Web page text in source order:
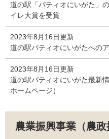
道の駅「パティオにいがた
イレ大賞を受賞
2023年8月16日更新
道の駅パティオにいがたへの
2023年8月16日更新
道の駅パティオにいがた最新
ホームページ）
農業振興事業（農政